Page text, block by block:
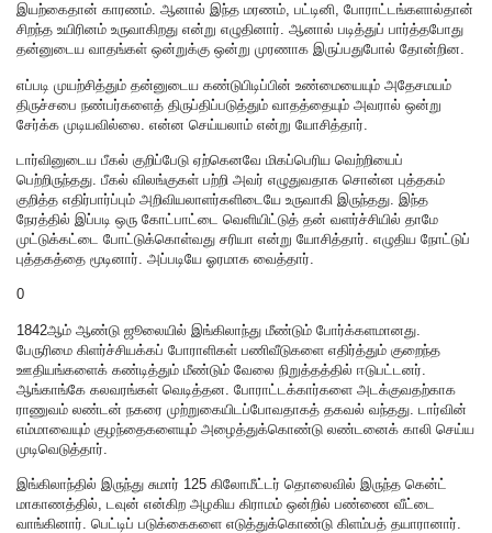
இயற்கைதான் காரணம். ஆனால் இந்த மரணம், பட்டினி, போராட்டங்களால்தான்
சிறந்த உயிரினம் உருவாகிறது என்று எழுதினார். ஆனால் படித்துப் பார்த்தபோது
தன்னுடைய வாதங்கள் ஒன்றுக்கு ஒன்று முரணாக இருப்பதுபோல் தோன்றின.
எப்படி முயற்சித்தும் தன்னுடைய கண்டுபிடிப்பின் உண்மையையும் அதேசமயம்
திருச்சபை நண்பர்களைத் திருப்திப்படுத்தும் வாதத்தையும் அவரால் ஒன்று
சேர்க்க முடியவில்லை. என்ன செய்யலாம் என்று யோசித்தார்.
டார்வினுடைய பீகல் குறிப்பேடு ஏற்கெனவே மிகப்பெரிய வெற்றியைப்
பெற்றிருந்தது. பீகல் விலங்குகள் பற்றி அவர் எழுதுவதாக சொன்ன புத்தகம்
குறித்த எதிர்பார்ப்பும் அறிவியலாளர்களிடையே உருவாகி இருந்தது. இந்த
நேரத்தில் இப்படி ஒரு கோட்பாட்டை வெளியிட்டுத் தன் வளர்ச்சியில் தாமே
முட்டுக்கட்டை போட்டுக்கொள்வது சரியா என்று யோசித்தார். எழுதிய நோட்டுப்
புத்தகத்தை மூடினார். அப்படியே ஓரமாக வைத்தார்.
0
1842ஆம் ஆண்டு ஜூலையில் இங்கிலாந்து மீண்டும் போர்க்களமானது.
பேருரிமை கிளர்ச்சியக்கப் போராளிகள் பணிவீடுகளை எதிர்த்தும் குறைந்த
ஊதியங்களைக் கண்டித்தும் மீண்டும் வேலை நிறுத்தத்தில் ஈடுபட்டனர்.
ஆங்காங்கே கலவரங்கள் வெடித்தன. போராட்டக்கார்களை அடக்குவதற்காக
ராணுவம் லண்டன் நகரை முற்றுகையிடப்போவதாகத் தகவல் வந்தது. டார்வின்
எம்மாவையும் குழந்தைகளையும் அழைத்துக்கொண்டு லண்டனைக் காலி செய்ய
முடிவெடுத்தார்.
இங்கிலாந்தில் இருந்து சுமார் 125 கிலோமீட்டர் தொலைவில் இருந்த கென்ட்
மாகாணத்தில், டவுன் என்கிற அழகிய கிராமம் ஒன்றில் பண்ணை வீட்டை
வாங்கினார். பெட்டிப் படுக்கைகளை எடுத்துக்கொண்டு கிளம்பத் தயாரானார்.